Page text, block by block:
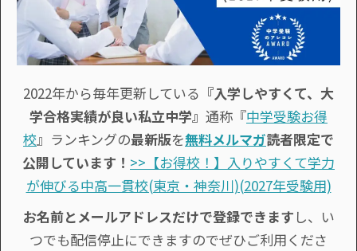
2022年から毎年更新している 『入学しやすくて、大
学合格実績が良い私立中学』 通称『中学受験お得
校』ランキングの最新版を無料メルマガ読者限定で
公開しています！ >>【お得校！】入りやすくて学力
が伸びる中高一貫校(東京・神奈川)(2027年受験用)
お名前とメールアドレスだけで登録できます し、い
つでも配信停止にできますのでぜひご利用くださ